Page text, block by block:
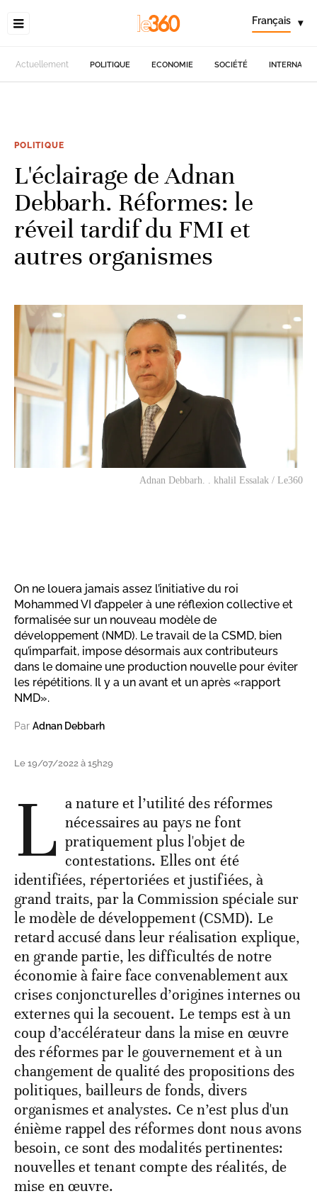
Français ▾
Actuellement POLITIQUE ECONOMIE SOCIÉTÉ
POLITIQUE
L'éclairage de Adnan
Debbarh. Réformes: le
réveil tardif du FMI et
autres organismes
Adnan Debbarh. . khalil Essalak / Le360
On ne louera jamais assez l’initiative du roi
Mohammed VI d’appeler à une réflexion collective et
formalisée sur un nouveau modèle de
développement (NMD). Le travail de la CSMD, bien
qu’imparfait, impose désormais aux contributeurs
dans le domaine une production nouvelle pour éviter
les répétitions. Il y a un avant et un après «rapport
NMD».
Par Adnan Debbarh
Le 19/07/2022 à 15h29
L a nature et l’utilité des réformes
nécessaires au pays ne font
pratiquement plus l'objet de
contestations. Elles ont été
identifiées, répertoriées et justifiées, à
grand traits, par la Commission spéciale sur
le modèle de développement (CSMD). Le
retard accusé dans leur réalisation explique,
en grande partie, les difficultés de notre
économie à faire face convenablement aux
crises conjoncturelles d’origines internes ou
externes qui la secouent. Le temps est à un
coup d’accélérateur dans la mise en œuvre
des réformes par le gouvernement et à un
changement de qualité des propositions des
politiques, bailleurs de fonds, divers
organismes et analystes. Ce n’est plus d'un
énième rappel des réformes dont nous avons
besoin, ce sont des modalités pertinentes:
nouvelles et tenant compte des réalités, de
mise en œuvre.